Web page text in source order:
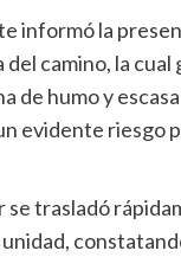
informó la
del camino, la cual
de humo y
evidente riesgo
se trasladó